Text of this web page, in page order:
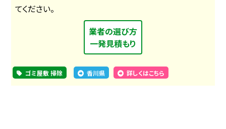
てください。
業者の選び方
一発見積もり
ゴミ屋敷 掃除 香川県 詳しくはこちら